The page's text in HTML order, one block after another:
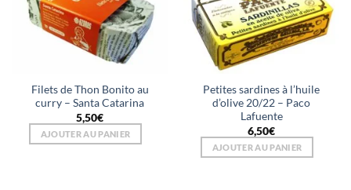
Filets de Thon Bonito au
curry – Santa Catarina
5,50€
AJOUTER AU PANIER
Petites sardines à l’huile
d’olive 20/22 – Paco
Lafuente
6,50€
AJOUTER AU PANIER